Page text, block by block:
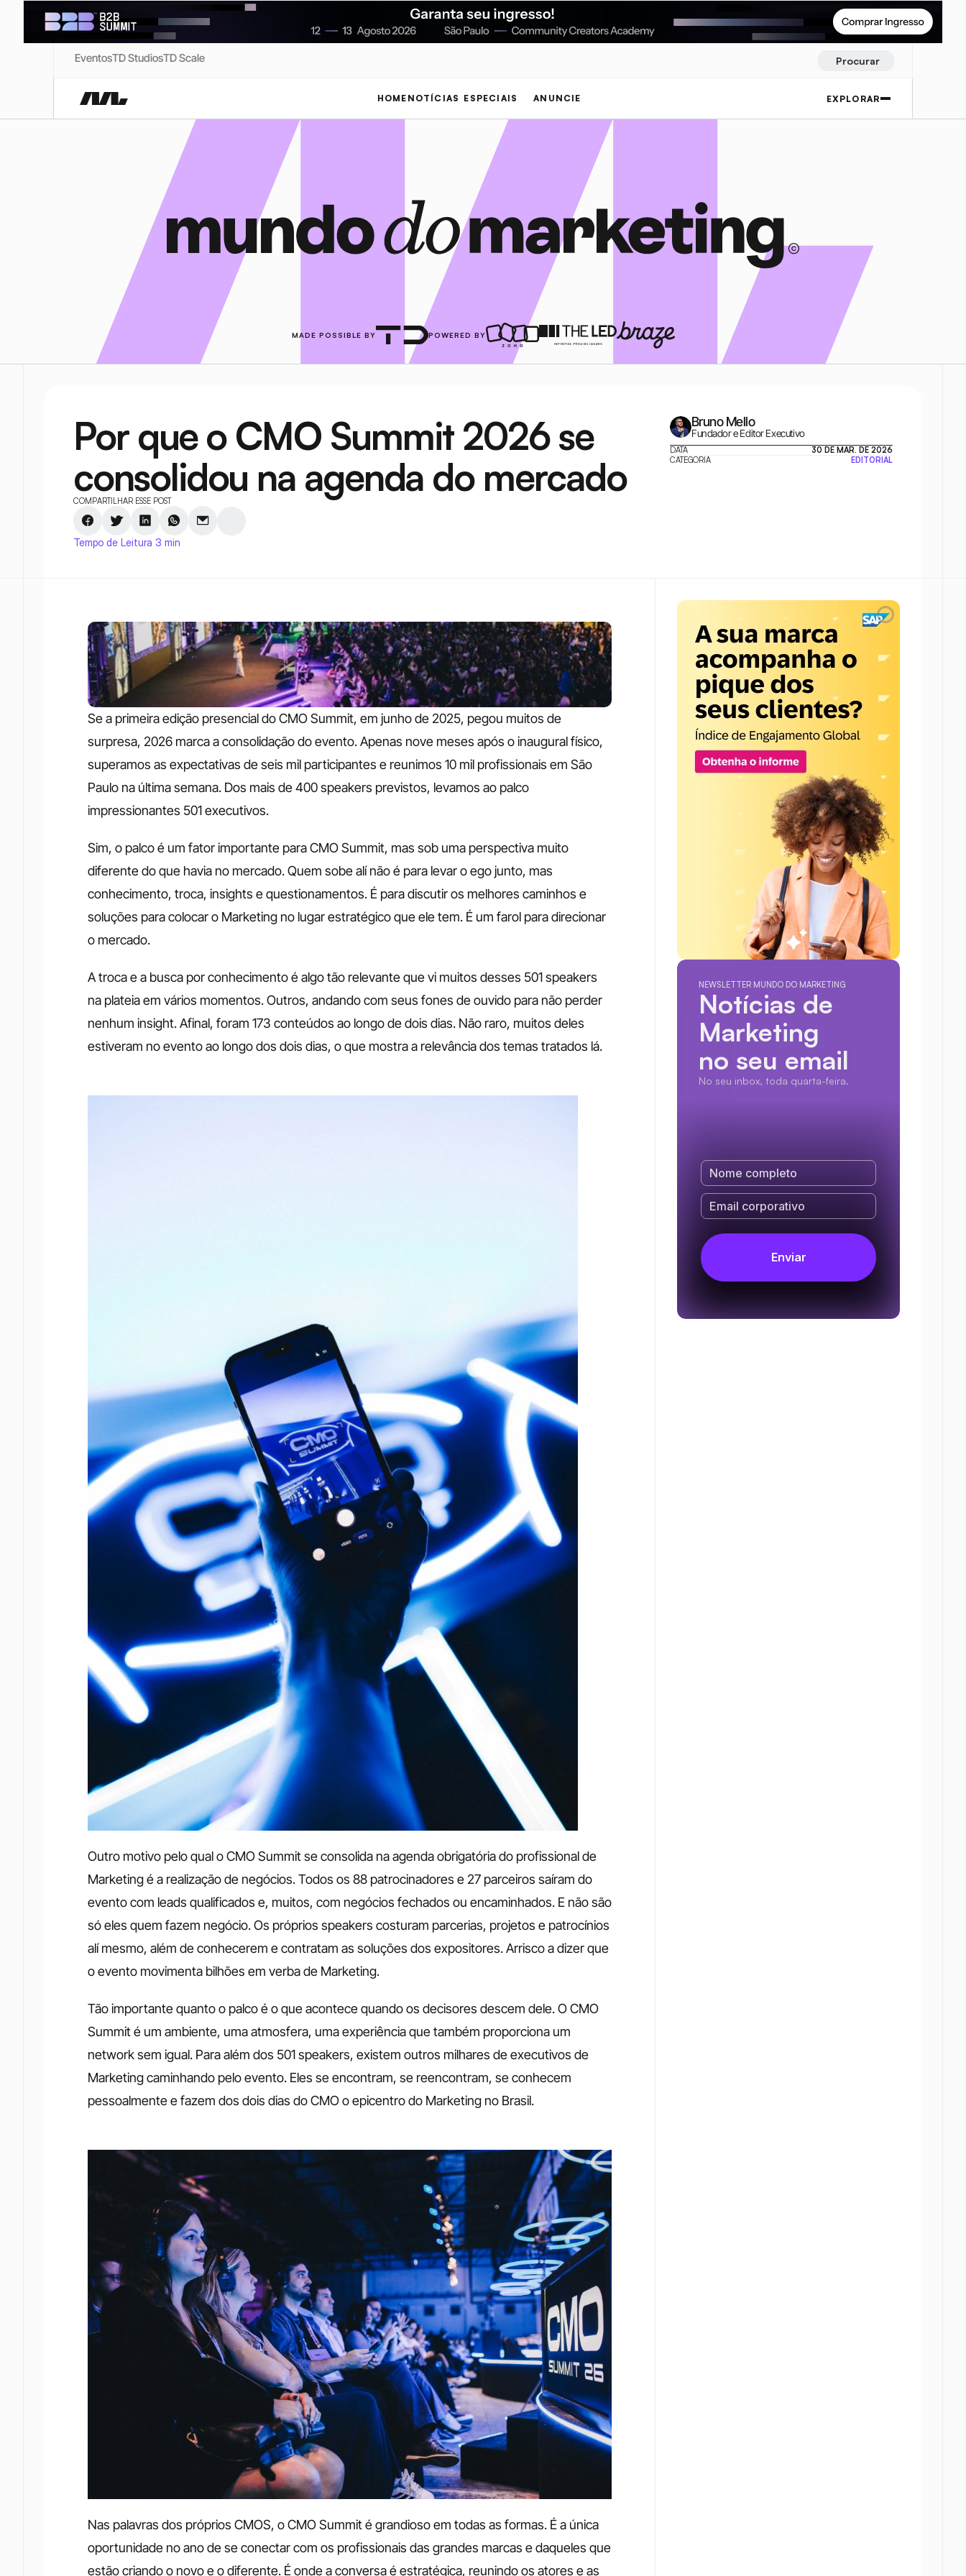
EventosTD StudiosTD Scale Procurar
HOME NOTÍCIAS ESPECIAIS ANUNCIE EXPLORAR
MADE POSSIBLE BY POWERED BY
Por que o CMO Summit 2026 se
consolidou na agenda do mercado
COMPARTILHAR ESSE POST
Tempo de Leitura 3 min
Bruno Mello
Fundador e Editor Executivo
DATA
30 DE MAR. DE 2026
CATEGORIA
EDITORIAL
Se a primeira edição presencial do CMO Summit, em junho de 2025, pegou muitos de
surpresa, 2026 marca a consolidação do evento. Apenas nove meses após o inaugural físico,
superamos as expectativas de seis mil participantes e reunimos 10 mil profissionais em São
Paulo na última semana. Dos mais de 400 speakers previstos, levamos ao palco
impressionantes 501 executivos.
Sim, o palco é um fator importante para CMO Summit, mas sob uma perspectiva muito
diferente do que havia no mercado. Quem sobe alí não é para levar o ego junto, mas
conhecimento, troca, insights e questionamentos. É para discutir os melhores caminhos e
soluções para colocar o Marketing no lugar estratégico que ele tem. É um farol para direcionar
o mercado.
A troca e a busca por conhecimento é algo tão relevante que vi muitos desses 501 speakers
na plateia em vários momentos. Outros, andando com seus fones de ouvido para não perder
nenhum insight. Afinal, foram 173 conteúdos ao longo de dois dias. Não raro, muitos deles
estiveram no evento ao longo dos dois dias, o que mostra a relevância dos temas tratados lá.
Outro motivo pelo qual o CMO Summit se consolida na agenda obrigatória do profissional de
Marketing é a realização de negócios. Todos os 88 patrocinadores e 27 parceiros saíram do
evento com leads qualificados e, muitos, com negócios fechados ou encaminhados. E não são
só eles quem fazem negócio. Os próprios speakers costuram parcerias, projetos e patrocínios
alí mesmo, além de conhecerem e contratam as soluções dos expositores. Arrisco a dizer que
o evento movimenta bilhões em verba de Marketing.
Tão importante quanto o palco é o que acontece quando os decisores descem dele. O CMO
Summit é um ambiente, uma atmosfera, uma experiência que também proporciona um
network sem igual. Para além dos 501 speakers, existem outros milhares de executivos de
Marketing caminhando pelo evento. Eles se encontram, se reencontram, se conhecem
pessoalmente e fazem dos dois dias do CMO o epicentro do Marketing no Brasil.
Nas palavras dos próprios CMOS, o CMO Summit é grandioso em todas as formas. É a única
oportunidade no ano de se conectar com os profissionais das grandes marcas e daqueles que
estão criando o novo e o diferente. É onde a conversa é estratégica, reunindo os atores e as
NEWSLETTER MUNDO DO MARKETING
Notícias de
Marketing
no seu email
No seu inbox, toda quarta-feira.